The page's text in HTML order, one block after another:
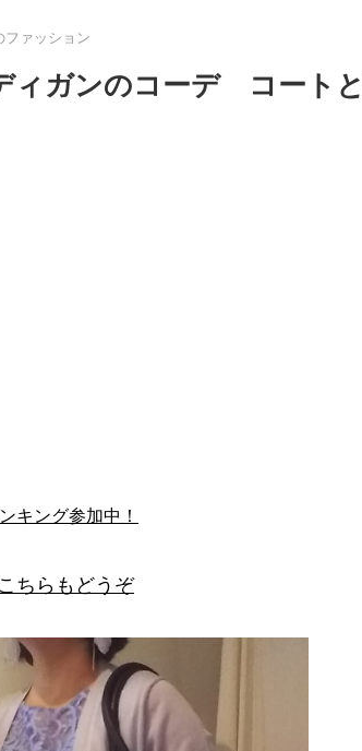
ファッション
ィガンのコーデ コート
キング参加中！
ちらもどうぞ